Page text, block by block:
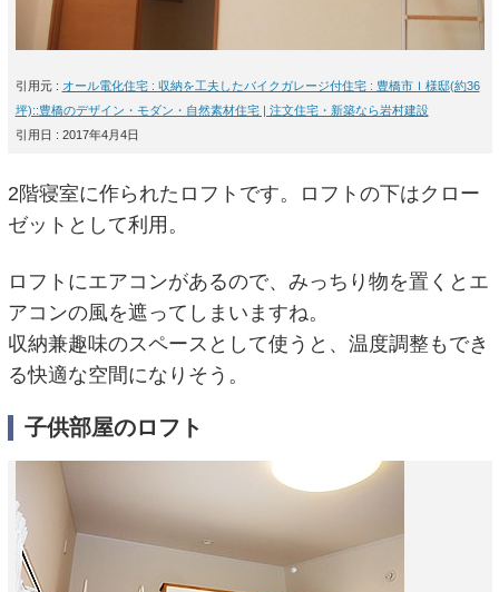
引用元 : オール電化住宅 : 収納を工夫したバイクガレージ付住宅 : 豊橋市Ｉ様邸(約36
坪)::豊橋のデザイン・モダン・自然素材住宅 | 注文住宅・新築なら岩村建設
引用日 : 2017年4月4日
2階寝室に作られたロフトです。ロフトの下はクロー
ゼットとして利用。
ロフトにエアコンがあるので、みっちり物を置くとエ
アコンの風を遮ってしまいますね。
収納兼趣味のスペースとして使うと、温度調整もでき
る快適な空間になりそう。
子供部屋のロフト